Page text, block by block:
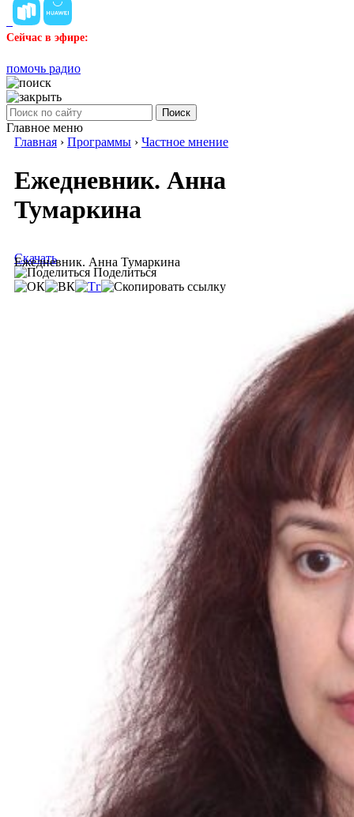
Сейчас в эфире:
помочь радио
Поиск
Главное меню
Главная › Программы › Частное мнение
Ежедневник. Анна
Тумаркина
Ежедневник. Анна Тумаркина
Скачать
Поделиться